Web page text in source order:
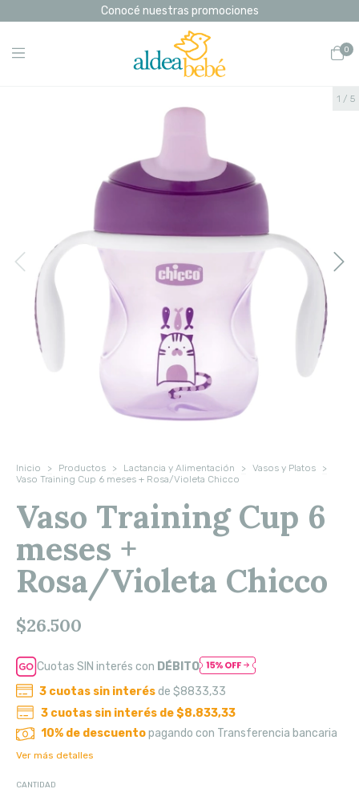
Conocé nuestras promociones
0
1 / 5
Inicio > Productos > Lactancia y Alimentación > Vasos y Platos
>
Vaso Training Cup 6 meses + Rosa/Violeta Chicco
Vaso Training Cup 6
meses +
Rosa/Violeta Chicco
$26.500
Cuotas SIN interés con DÉBITO
3cuotas sin interésde $8833,33
3 cuotas sin interés de$8.833,33
10% de descuentopagando con Transferencia bancaria
Ver más detalles
CANTIDAD